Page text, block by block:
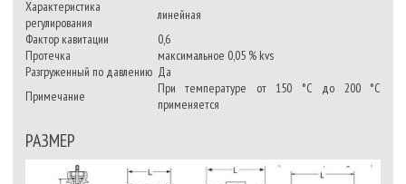
Характеристика
регулирования
линейная
Фактор кавитации
0,6
Протечка
максимальное 0,05 % kvs
Разгруженный по давлению Да
Примечание
При температуре от 150 °C до 200 °C
применяется
РАЗМЕР